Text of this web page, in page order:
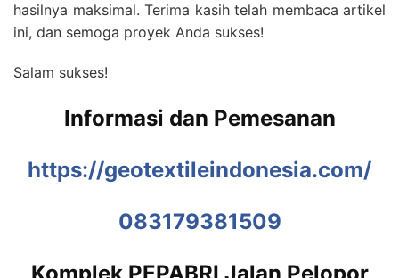
hasilnya maksimal. Terima kasih telah membaca artikel
ini, dan semoga proyek Anda sukses!
Salam sukses!
Informasi dan Pemesanan
https://geotextileindonesia.com/
083179381509